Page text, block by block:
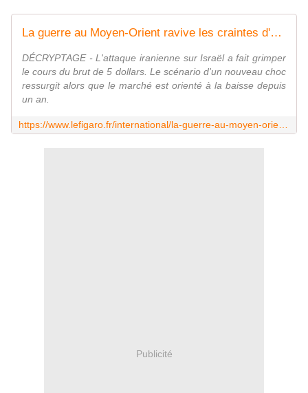
La guerre au Moyen-Orient ravive les craintes d'une crise pétrolière
DÉCRYPTAGE - L'attaque iranienne sur Israël a fait grimper
le cours du brut de 5 dollars. Le scénario d'un nouveau choc
ressurgit alors que le marché est orienté à la baisse depuis
un an.
Publicité